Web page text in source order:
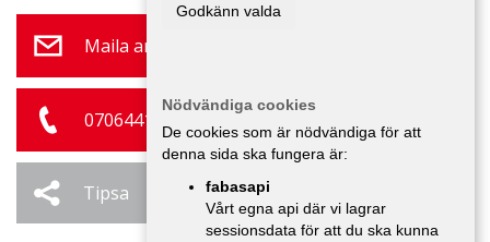
Maila annonsör
0706441863
Tipsa
Godkänn valda
Nödvändiga cookies
De cookies som är nödvändiga för att
denna sida ska fungera är:
fabasapi
Vårt egna api där vi lagrar
sessionsdata för att du ska kunna